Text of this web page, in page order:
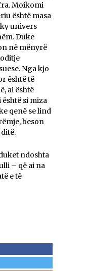
Moikomi
është masa
ky univers
Duke
në mënyrë
Nga kjo
është të
ai është
si miza
qenë se lind
beson
ndoshta
– që ai na
e të